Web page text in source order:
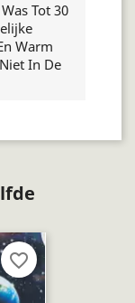
Tot 30
Warm
In De
favorite_border